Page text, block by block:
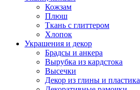
Кожзам
Плюш
Ткань с глиттером
Хлопок
Украшения и декор
Брадсы и анкера
Вырубка из кардстока
Высечки
Декор из глины и пластика